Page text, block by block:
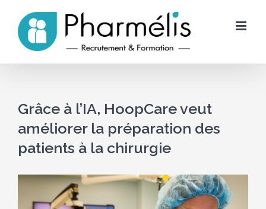
content
Grâce à l’IA, HoopCare veut
améliorer la préparation des
patients à la chirurgie
Voir
l'image